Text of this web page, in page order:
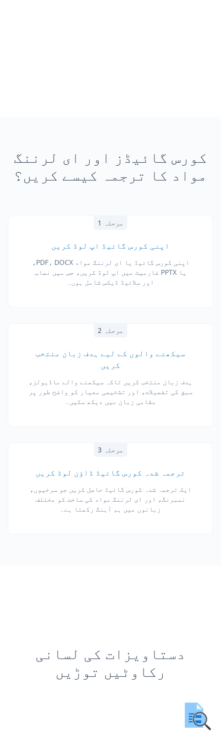
کورس گائیڈز اور ای لرننگ
مواد کا ترجمہ کیسے کریں؟
مرحلہ 1
اپنی کورس گائیڈ اپ لوڈ کریں
اپنی کورس گائیڈ یا ای لرننگ مواد PDF، DOCX،
یا PPTX فارمیٹ میں اپ لوڈ کریں، جس میں نصاب
اور سلائیڈ ڈیکس شامل ہوں۔
مرحلہ 2
سیکھنے والوں کے لیے ہدف زبان منتخب
کریں
ہدف زبان منتخب کریں تاکہ سیکھنے والے ماڈیولز،
سبق کی تفصیلات، اور تشخیصی معیار کو واضح طور پر
مقامی زبان میں دیکھ سکیں۔
مرحلہ 3
ترجمہ شدہ کورس گائیڈ ڈاؤن لوڈ کریں
ایک ترجمہ شدہ کورس گائیڈ حاصل کریں جو سرخیوں،
نمبرنگ، اور ای لرننگ مواد کی ساخت کو مختلف
زبانوں میں ہم آہنگ رکھتا ہے۔
دستاویزات کی لسانی
رکاوٹیں توڑیں